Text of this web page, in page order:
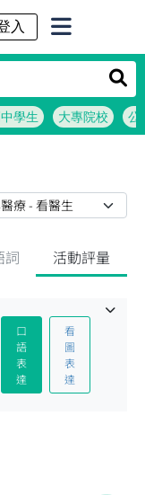
學生 大專院校 公
詞 活動評量
口
語
表
達
看
圖
表
達